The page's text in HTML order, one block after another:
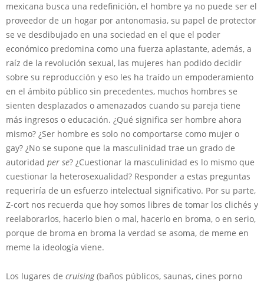
mexicana busca una redefinición, el hombre ya no puede ser el
proveedor de un hogar por antonomasia, su papel de protector
se ve desdibujado en una sociedad en el que el poder
económico predomina como una fuerza aplastante, además, a
raíz de la revolución sexual, las mujeres han podido decidir
sobre su reproducción y eso les ha traído un empoderamiento
en el ámbito público sin precedentes, muchos hombres se
sienten desplazados o amenazados cuando su pareja tiene
más ingresos o educación. ¿Qué significa ser hombre ahora
mismo? ¿Ser hombre es solo no comportarse como mujer o
gay? ¿No se supone que la masculinidad trae un grado de
autoridad per se? ¿Cuestionar la masculinidad es lo mismo que
cuestionar la heterosexualidad? Responder a estas preguntas
requeriría de un esfuerzo intelectual significativo. Por su parte,
Z-cort nos recuerda que hoy somos libres de tomar los clichés y
reelaborarlos, hacerlo bien o mal, hacerlo en broma, o en serio,
porque de broma en broma la verdad se asoma, de meme en
meme la ideología viene.
Los lugares de cruising(baños públicos, saunas, cines porno